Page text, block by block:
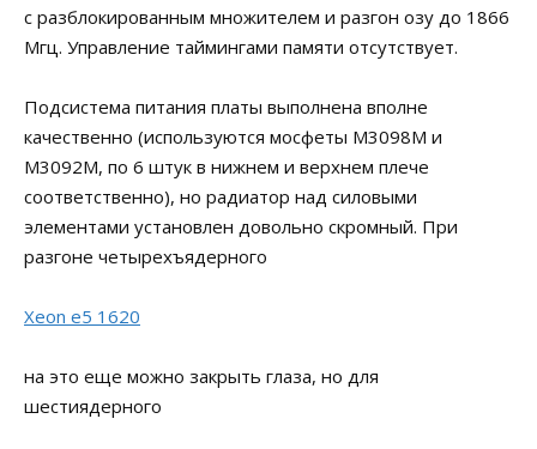
с разблокированным множителем и разгон озу до 1866
Мгц. Управление таймингами памяти отсутствует.
Подсистема питания платы выполнена вполне
качественно (используются мосфеты M3098M и
M3092M, по 6 штук в нижнем и верхнем плече
соответственно), но радиатор над силовыми
элементами установлен довольно скромный. При
разгоне четырехъядерного
Xeon e5 1620
на это еще можно закрыть глаза, но для
шестиядерного